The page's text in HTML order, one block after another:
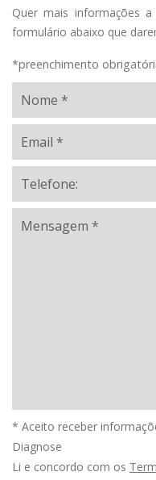
Quer mais informações
formulário abaixo que
*preenchimento
* Aceito receber
Diagnose
Li e concordo com os